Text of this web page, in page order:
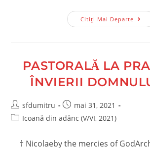
Citiți Mai DeparteSă-
L
Și
PASTORALĂ LA
ÎNVIERII
Post
author:
sfdumitru
Post
published:
mai 31, 2021
PostIcoană din adânc (V/VI, 2021)
† Nicolaeby the mercies of